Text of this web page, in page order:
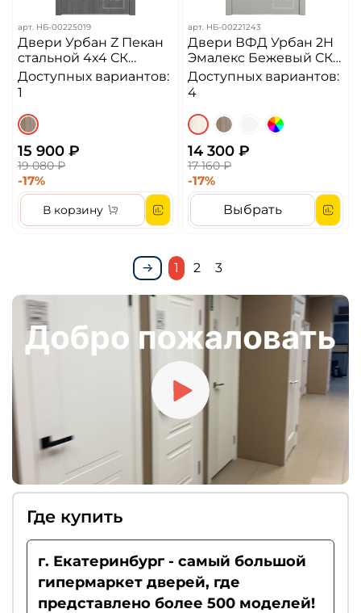
арт. НБ-00225019
Двери Урбан Z Пекан
стальной 4х4 СК
Алюминиевая кромка
ДГ
Доступных вариантов:
1
15 900 ₽
19 080 ₽
-17%
В корзину
арт. НБ-00221243
Двери ВФД Урбан 2H
Эмалекс Бежевый СК
СМ 4x4 Алюминиевая
кромка ДГ
Доступных вариантов:
4
14 300 ₽
17 160 ₽
-17%
Выбрать
1 2 3
Где купить
г. Екатеринбург - самый большой
гипермаркет дверей, где
представлено более 500 моделей!